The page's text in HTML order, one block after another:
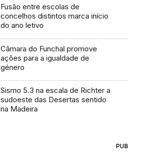
Fusão entre escolas de
concelhos distintos marca início
do ano letivo
Câmara do Funchal promove
ações para a igualdade de
género
Sismo 5.3 na escala de Richter a
sudoeste das Desertas sentido
na Madeira
PUB